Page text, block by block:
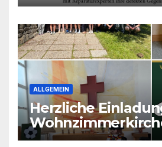
ALLGEMEIN
Herzliche
unseren Konfis